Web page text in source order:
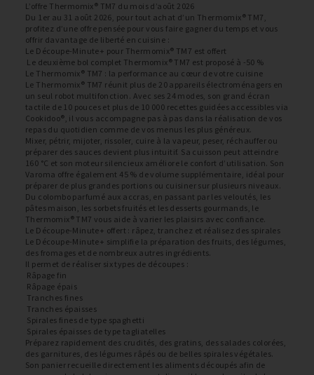
L’offre Thermomix® TM7 du mois d’août 2026
Du 1er au 31 août 2026, pour tout achat d’un Thermomix® TM7,
profitez d’une offre pensée pour vous faire gagner du temps et vous
offrir davantage de liberté en cuisine :
Le Découpe-Minute+ pour Thermomix® TM7 est offert
Le deuxième bol complet Thermomix® TM7 est proposé à -50 %
Le Thermomix® TM7 : la performance au cœur de votre cuisine
Le Thermomix® TM7 réunit plus de 20 appareils électroménagers en
un seul robot multifonction. Avec ses 24 modes, son grand écran
tactile de 10 pouces et plus de 10 000 recettes guidées accessibles via
Cookidoo®, il vous accompagne pas à pas dans la réalisation de vos
repas du quotidien comme de vos menus les plus généreux.
Mixer, pétrir, mijoter, rissoler, cuire à la vapeur, peser, réchauffer ou
préparer des sauces devient plus intuitif. Sa cuisson peut atteindre
160 °C et son moteur silencieux améliore le confort d’utilisation. Son
Varoma offre également 45 % de volume supplémentaire, idéal pour
préparer de plus grandes portions ou cuisiner sur plusieurs niveaux.
Du colombo parfumé aux accras, en passant par les veloutés, les
pâtes maison, les sorbets fruités et les desserts gourmands, le
Thermomix® TM7 vous aide à varier les plaisirs avec confiance.
Le Découpe-Minute+ offert : râpez, tranchez et réalisez des spirales
Le Découpe-Minute+ simplifie la préparation des fruits, des légumes,
des fromages et de nombreux autres ingrédients.
Il permet de réaliser six types de découpes :
Râpage fin
Râpage épais
Tranches fines
Tranches épaisses
Spirales fines de type spaghetti
Spirales épaisses de type tagliatelles
Préparez rapidement des crudités, des gratins, des salades colorées,
des garnitures, des légumes râpés ou de belles spirales végétales.
Son panier recueille directement les aliments découpés afin de